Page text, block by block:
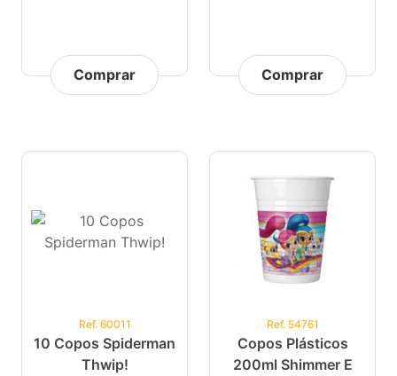
Comprar Comprar
Ref. 60011
10 Copos Spiderman
Thwip!
Ref. 54761
Copos Plásticos
200ml Shimmer E